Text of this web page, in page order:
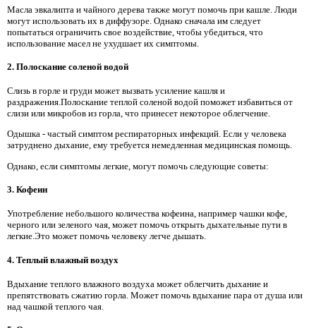
Масла эвкалипта и чайного дерева также могут помочь при кашле. Люди
могут использовать их в диффузоре. Однако сначала им следует
попытаться ограничить свое воздействие, чтобы убедиться, что
использование масел не ухудшает их симптомы.
2. Полоскание соленой водой
Слизь в горле и груди может вызвать усиление кашля и
раздражения.Полоскание теплой соленой водой поможет избавиться от
слизи или микробов из горла, что принесет некоторое облегчение.
Одышка - частый симптом респираторных инфекций. Если у человека
затруднено дыхание, ему требуется немедленная медицинская помощь.
Однако, если симптомы легкие, могут помочь следующие советы:
3. Кофеин
Употребление небольшого количества кофеина, например чашки кофе,
черного или зеленого чая, может помочь открыть дыхательные пути в
легкие.Это может помочь человеку легче дышать.
4. Теплый влажный воздух
Вдыхание теплого влажного воздуха может облегчить дыхание и
препятствовать сжатию горла. Может помочь вдыхание пара от душа или
над чашкой теплого чая.